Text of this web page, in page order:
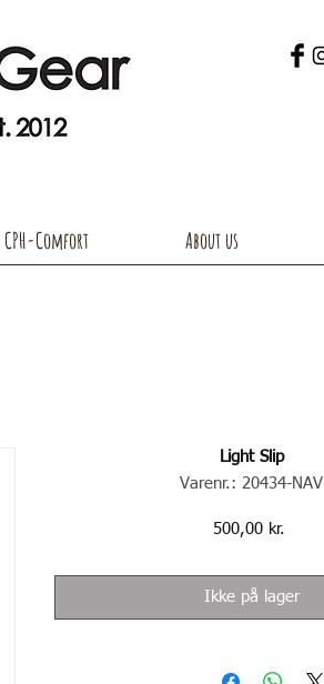
CPH-Comfort About us
Light Slip
Varenr.: 20434-NAV
500,00 kr.Pris
Ikke på lager